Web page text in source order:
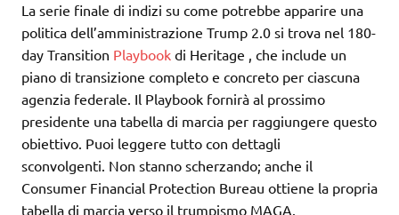
La serie finale di indizi su come potrebbe apparire una
politica dell’amministrazione Trump 2.0 si trova nel 180-
day Transition Playbook di Heritage , che include un
piano di transizione completo e concreto per ciascuna
agenzia federale. Il Playbook fornirà al prossimo
presidente una tabella di marcia per raggiungere questo
obiettivo. Puoi leggere tutto con dettagli
sconvolgenti. Non stanno scherzando; anche il
Consumer Financial Protection Bureau ottiene la propria
tabella di marcia verso il trumpismo MAGA.